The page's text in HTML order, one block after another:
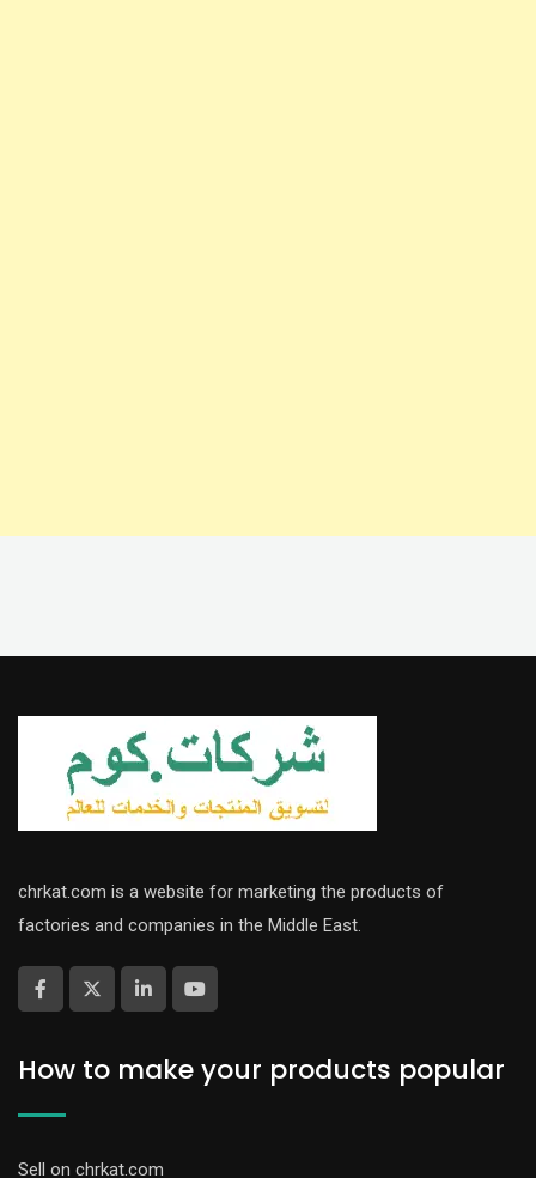
chrkat.com is a website for marketing the products of
factories and companies in the Middle East.
How to make your products popular
Sell on chrkat.com